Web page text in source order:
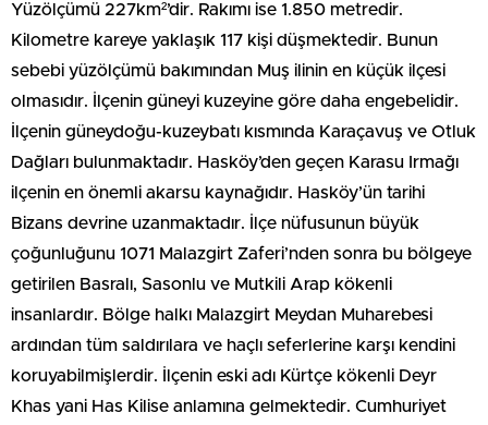
Yüzölçümü 227km²’dir. Rakımı ise 1.850 metredir.
Kilometre kareye yaklaşık 117 kişi düşmektedir. Bunun
sebebi yüzölçümü bakımından Muş ilinin en küçük ilçesi
olmasıdır. İlçenin güneyi kuzeyine göre daha engebelidir.
İlçenin güneydoğu-kuzeybatı kısmında Karaçavuş ve Otluk
Dağları bulunmaktadır. Hasköy’den geçen Karasu Irmağı
ilçenin en önemli akarsu kaynağıdır. Hasköy’ün tarihi
Bizans devrine uzanmaktadır. İlçe nüfusunun büyük
çoğunluğunu 1071 Malazgirt Zaferi’nden sonra bu bölgeye
getirilen Basralı, Sasonlu ve Mutkili Arap kökenli
insanlardır. Bölge halkı Malazgirt Meydan Muharebesi
ardından tüm saldırılara ve haçlı seferlerine karşı kendini
koruyabilmişlerdir. İlçenin eski adı Kürtçe kökenli Deyr
Khas yani Has Kilise anlamına gelmektedir. Cumhuriyet